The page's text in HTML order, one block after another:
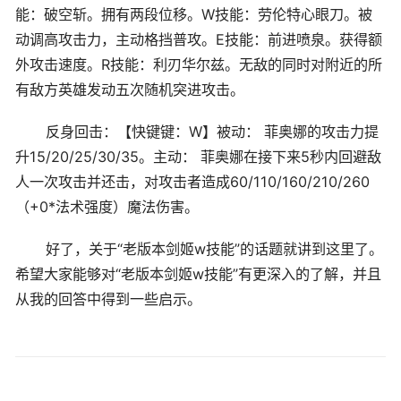
能：破空斩。拥有两段位移。W技能：劳伦特心眼刀。被
动调高攻击力，主动格挡普攻。E技能：前进喷泉。获得额
外攻击速度。R技能：利刃华尔兹。无敌的同时对附近的所
有敌方英雄发动五次随机突进攻击。
反身回击：【快键键：W】被动： 菲奥娜的攻击力提
升15/20/25/30/35。主动： 菲奥娜在接下来5秒内回避敌
人一次攻击并还击，对攻击者造成60/110/160/210/260
（+0*法术强度）魔法伤害。
好了，关于“老版本剑姬w技能”的话题就讲到这里了。
希望大家能够对“老版本剑姬w技能”有更深入的了解，并且
从我的回答中得到一些启示。